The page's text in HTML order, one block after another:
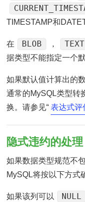
TIMESTAMP和
在 BLOB ， TEXT
据类型不能指定一个默
如果默认值计算出的
通常的MySQL类型转
换。请参见“ 表达式评
隐式违约的处理
如果数据类型规范不
MySQL将按以下方式
如果该列可以 NULL